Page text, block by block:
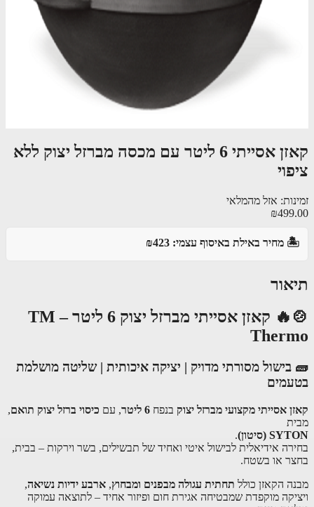
קאזן אסייתי 6 ליטר עם מכסה מברזל יצוק ללא
אזל מהמלאי
מחיר באילת באיסוף עצמי: ₪423
🍲🔥 קאזן אסייתי מברזל יצוק 6 ליטר – TM
מסורתי מדויק | יציקה איכותית | שליטה מושלמת
אסייתי מקצועי מברזל יצוק בנפח6 ליטר , עם כיסוי ברזל יצוק תואם,
(סיטון).
אידיאלית לבישול איטי ואחיד של תבשילים, בשר וירקות – בבית,
או בשטח.
הקאזן כוללתחתית עגולה מבפנים ומבחוץ,ארבע ידיות נשיאה,
מוקפדת שמבטיחה אגירת חום ופיזור אחיד – לתוצאה עמוקה